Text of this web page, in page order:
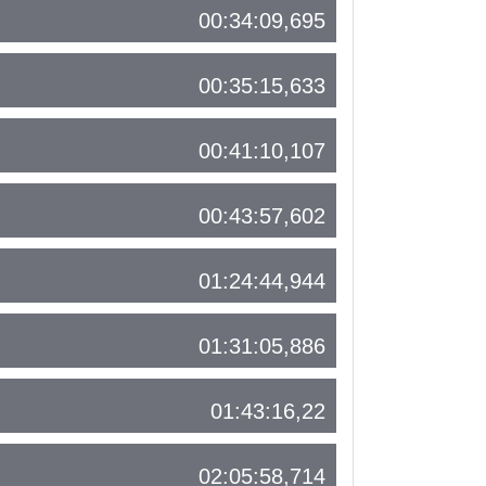
00:34:09,695
00:35:15,633
00:41:10,107
00:43:57,602
01:24:44,944
01:31:05,886
01:43:16,22
02:05:58,714